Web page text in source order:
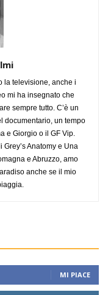
la televisione, anche i
mi ha insegnato che
sempre tutto. C’è un
documentario, un tempo
e Giorgio o il GF Vip.
Anatomy e Una
e Abruzzo, amo
anche se il mio
MI PIACE